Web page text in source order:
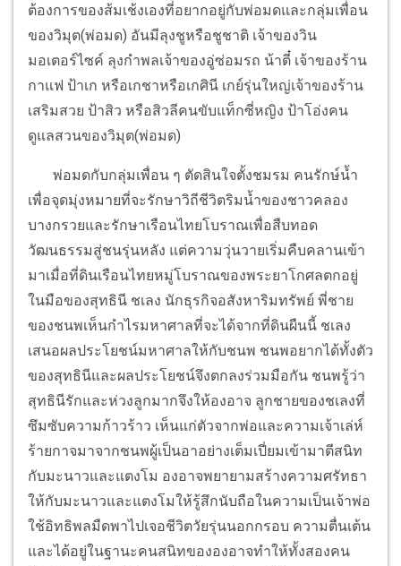
ต้องการของส้มเช้งเองที่อยากอยู่กับพ่อมดและกลุ่มเพื่อน
ของวิมุต(พ่อมด) อันมีลุงชูหรือชูชาติ เจ้าของวิน
มอเตอร์ไซค์ ลุงกำพลเจ้าของอู่ซ่อมรถ น้าตี๋ เจ้าของร้าน
กาแฟ ป้าเก หรือเกชาหรือเกศินี เกย์รุ่นใหญ่เจ้าของร้าน
เสริมสวย ป้าสิว หรือสิวลีคนขับแท็กซี่หญิง ป้าโอ่งคน
ดูแลสวนของวิมุต(พ่อมด)
พ่อมดกับกลุ่มเพื่อน ๆ ตัดสินใจตั้งชมรม คนรักษ์น้ำ
เพื่อจุดมุ่งหมายที่จะรักษาวิถีชีวิตริมน้ำของชาวคลอง
บางกรวยและรักษาเรือนไทยโบราณเพื่อสืบทอด
วัฒนธรรมสู่ชนรุ่นหลัง แต่ความวุ่นวายเริ่มคืบคลานเข้า
มาเมื่อที่ดินเรือนไทยหมู่โบราณของพระยาโกศลตกอยู่
ในมือของสุทธินี ชเลง นักธุรกิจอสังหาริมทรัพย์ พี่ชาย
ของชนพเห็นกำไรมหาศาลที่จะได้จากที่ดินผืนนี้ ชเลง
เสนอผลประโยชน์มหาศาลให้กับชนพ ชนพอยากได้ทั้งตัว
ของสุทธินีและผลประโยชน์จึงตกลงร่วมมือกัน ชนพรู้ว่า
สุทธินีรักและห่วงลูกมากจึงให้องอาจ ลูกชายของชเลงที่
ซึมซับความก้าวร้าว เห็นแก่ตัวจากพ่อและความเจ้าเล่ห์
ร้ายกาจมาจากชนพผู้เป็นอาอย่างเต็มเปี่ยมเข้ามาตีสนิท
กับมะนาวและแตงโม องอาจพยายามสร้างความศรัทธา
ให้กับมะนาวและแตงโมให้รู้สึกนับถือในความเป็นเจ้าพ่อ
ใช้อิทธิพลมืดพาไปเจอชีวิตวัยรุ่นนอกกรอบ ความตื่นเต้น
และได้อยู่ในฐานะคนสนิทขององอาจทำให้ทั้งสองคน